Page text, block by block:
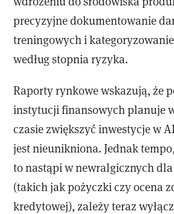
precyzyjne dokumentowanie
treningowych i
według stopnia ryzyka.
Raporty rynkowe wskazują, że
instytucji finansowych planuje
czasie zwiększyć inwestycje w
jest nieunikniona. Jednak
to nastąpi w newralgicznych
(takich jak pożyczki czy ocena
kredytowej), zależy teraz